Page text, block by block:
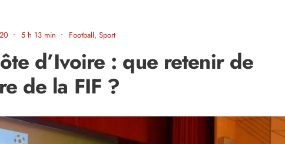
• 5 h 13 min • Football, Sport
d’Ivoire : que retenir de
de la FIF ?